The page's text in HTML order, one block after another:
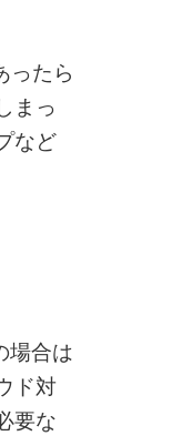
ったら
まっ
など
場合は
ド対
要な